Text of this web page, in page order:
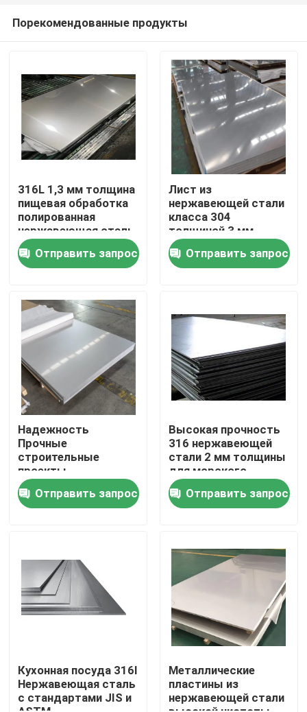
Домой
Продукты
О нас
Экскурсия по заводу
Контроль качества
Металлические пластины из нержавеющей стали
Труба трубки нержавеющей стали
Профиль нержавеющей стали
Порекомендованные продукты
316L 1,3 мм толщина
пищевая обработка
полированная
нержавеющая сталь
Отправить запрос
Лист из
нержавеющей стали
класса 304
толщиной 3 мм
коррозионностойкий
для
промышленности
Отправить запрос
Надежность
Прочные
строительные
проекты
Нержавеющая сталь
Металлические
плиты
Отправить запрос
Высокая прочность
316 нержавеющей
стали 2 мм толщины
для морского
оборудования
Отправить запрос
Кухонная посуда 316l
Нержавеющая сталь
с стандартами JIS и
Металлические
пластины из
нержавеющей стали